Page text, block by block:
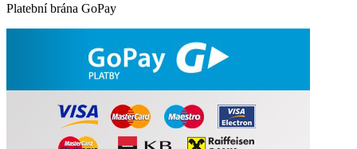
Platební brána GoPay